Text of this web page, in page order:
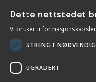
Dette nettstedet
Vi bruker
STRENGT NØDVENDIG
UGRADERT